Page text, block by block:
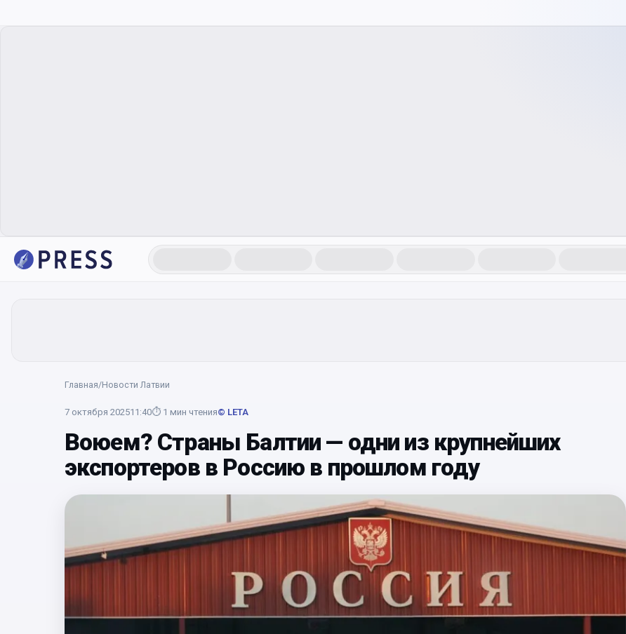
Главная/Новости Латвии
7 октября 202511:40⏱ 1 мин чтения© LETA
Воюем? Страны Балтии — одни из крупнейших
экспортеров в Россию в прошлом году